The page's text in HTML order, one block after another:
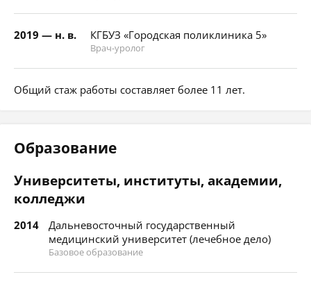
2019 — н. в. КГБУЗ «Городская поликлиника 5»
Врач-уролог
Общий стаж работы составляет более 11 лет.
Образование
Университеты, институты, академии,
колледжи
2014
Дальневосточный государственный
медицинский университет (лечебное дело)
Базовое образование